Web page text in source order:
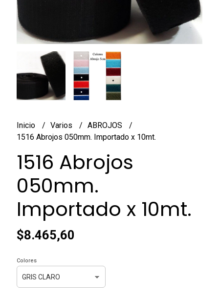
Inicio Varios
ABROJOS
1516 Abrojos 050mm. Importado x 10mt.
1516 Abrojos
050mm.
Importado x 10mt.
$8.465,60
Colores